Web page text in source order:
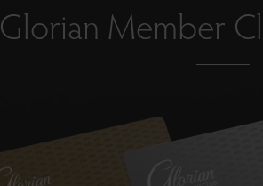
Glorian Member